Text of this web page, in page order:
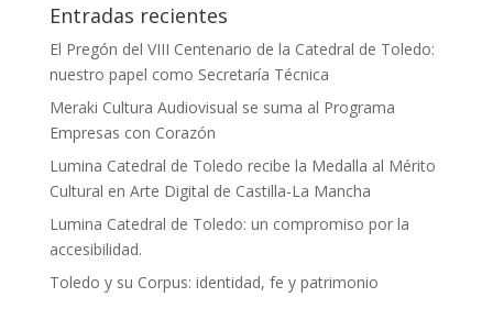
Entradas recientes
El Pregón del VIII Centenario de la Catedral de Toledo:
nuestro papel como Secretaría Técnica
Meraki Cultura Audiovisual se suma al Programa
Empresas con Corazón
Lumina Catedral de Toledo recibe la Medalla al Mérito
Cultural en Arte Digital de Castilla-La Mancha
Lumina Catedral de Toledo: un compromiso por la
accesibilidad.
Toledo y su Corpus: identidad, fe y patrimonio